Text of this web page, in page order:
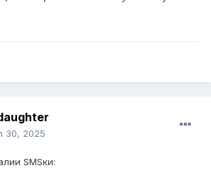
30, 2025
SMSки: